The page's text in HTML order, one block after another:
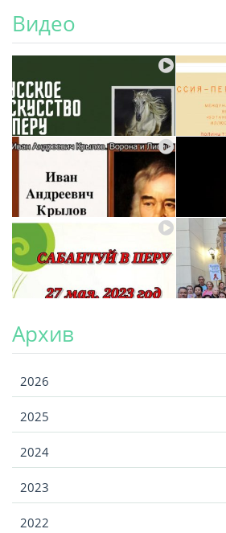
Видео
Архив
2026
2025
2024
2023
2022